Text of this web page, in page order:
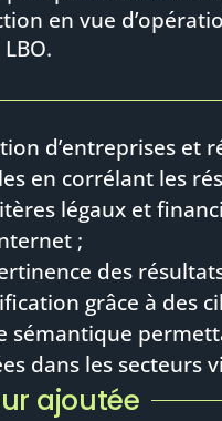
en vue
d’entreprises et
en corrélant les
légaux et
;
des
grâce à des
sémantique
dans les secteurs
ajoutée